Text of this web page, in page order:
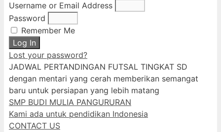
Username or Email Address
Password
Remember Me
Log In
Lost your password?
JADWAL PERTANDINGAN FUTSAL TINGKAT SD
dengan mentari yang cerah memberikan semangat
baru untuk persiapan yang lebih matang
SMP BUDI MULIA PANGURURAN
Kami ada untuk pendidikan Indonesia
CONTACT US